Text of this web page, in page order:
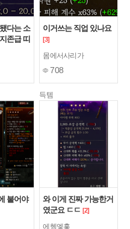
다는 소
존급 띠
이거쓰는 직업 있나요
[3]
몸에서사리가
708
붙어야
득템
와 이게 진짜 가능한거
였군요 ㄷㄷ [2]
에헹엫흫